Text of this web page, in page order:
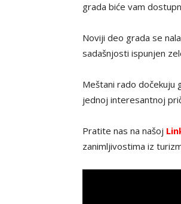
grada biće vam
Noviji deo grada se
sadašnjosti ispunjen
Meštani rado dočekuju
jednoj interesantnoj
Pratite nas na našoj
zanimljivostima iz